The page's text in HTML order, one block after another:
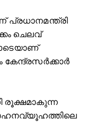
പ്രധാനമന്ത്രി
ചെലവ്
കേന്ദ്രസർക്കാർ
രൂക്ഷമാകുന്ന